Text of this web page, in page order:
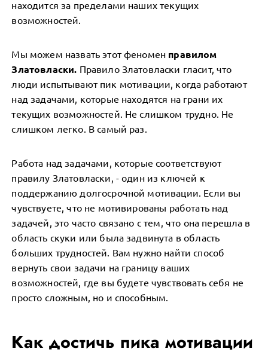
находится за пределами наших текущих
возможностей.
Мы можем назвать этот феномен правилом
Златовласки. Правило Златовласки гласит, что
люди испытывают пик мотивации, когда работают
над задачами, которые находятся на грани их
текущих возможностей. Не слишком трудно. Не
слишком легко. В самый раз.
Работа над задачами, которые соответствуют
правилу Златовласки, - один из ключей к
поддержанию долгосрочной мотивации. Если вы
чувствуете, что не мотивированы работать над
задачей, это часто связано с тем, что она перешла в
область скуки или была задвинута в область
больших трудностей. Вам нужно найти способ
вернуть свои задачи на границу ваших
возможностей, где вы будете чувствовать себя не
просто сложным, но и способным.
Как достичь пика мотивации